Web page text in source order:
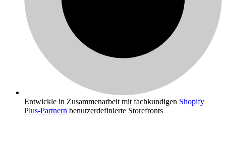
Entwickle in Zusammenarbeit mit fachkundigen Shopify
Plus-Partnern benutzerdefinierte Storefronts